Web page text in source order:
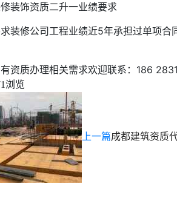
装饰资质二升一业绩要求
装修公司工程业绩近5年承担过单项
资质办理相关需求欢迎联系：186
浏览
上一篇成都建筑资质